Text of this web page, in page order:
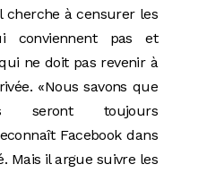
cherche à censurer les
pas et
ne doit pas revenir à
« Nous savons que
seront toujours
Facebook dans
Mais il argue suivre les